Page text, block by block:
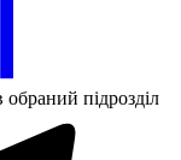
підрозділ